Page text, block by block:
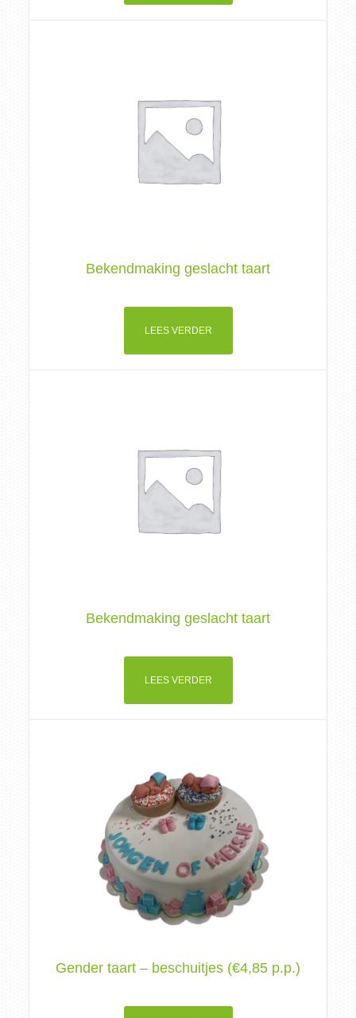
Bekendmaking geslacht taart
LEES VERDER
Bekendmaking geslacht taart
LEES VERDER
Gender taart – beschuitjes (€4,85 p.p.)